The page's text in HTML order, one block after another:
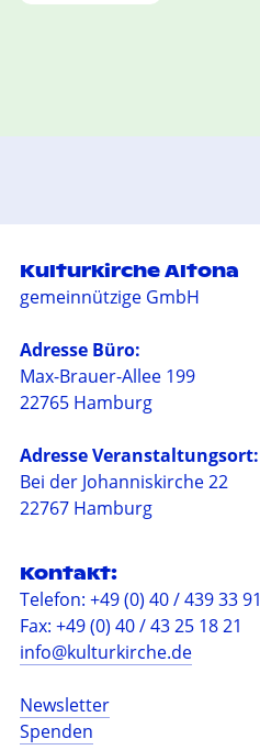
Kulturkirche Altona
gemeinnützige GmbH
Adresse Büro:
Max-Brauer-Allee 199
22765 Hamburg
Adresse Veranstaltungsort:
Bei der Johanniskirche 22
22767 Hamburg
Kontakt:
Telefon: +49 (0) 40 / 439 33 91
Fax: +49 (0) 40 / 43 25 18 21
info@kulturkirche.de
Newsletter
Spenden